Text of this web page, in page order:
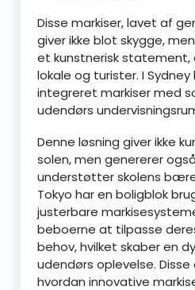
Disse markiser, lavet af
giver ikke blot skygge,
et kunstnerisk
lokale og turister. I Sydney
integreret markiser med
udendørs
Denne løsning giver ikke
solen, men genererer
understøtter skolens
Tokyo har en boligblok
justerbare
beboerne at tilpasse
behov, hvilket skaber en
udendørs oplevelse.
hvordan innovative